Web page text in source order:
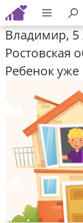
Владимир, 5
Ростовская
Ребенок уже